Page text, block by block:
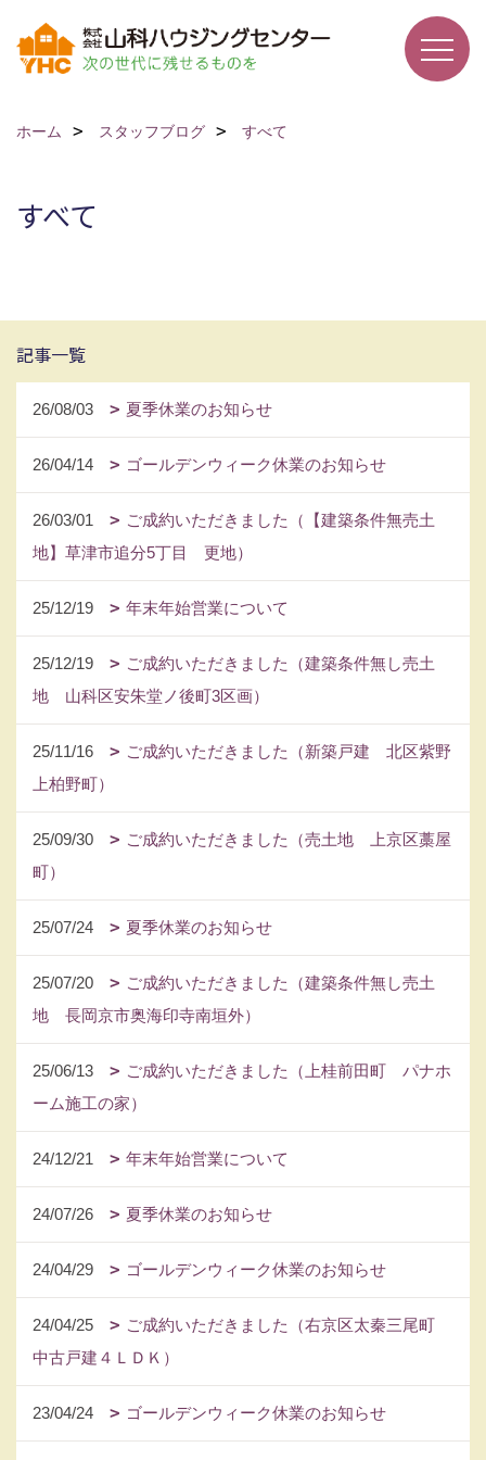
ホーム スタッフブログ すべて
すべて
記事一覧
26/08/03 夏季休業のお知らせ
26/04/14 ゴールデンウィーク休業のお知らせ
26/03/01
ご成約いただきました（【建築条件無売土
地】草津市追分5丁目 更地）
25/12/19 年末年始営業について
25/12/19
ご成約いただきました（建築条件無し売土
地 山科区安朱堂ノ後町3区画）
25/11/16
ご成約いただきました（新築戸建 北区紫野
上柏野町）
25/09/30
ご成約いただきました（売土地 上京区藁屋
町）
25/07/24 夏季休業のお知らせ
25/07/20
ご成約いただきました（建築条件無し売土
地 長岡京市奥海印寺南垣外）
25/06/13
ご成約いただきました（上桂前田町 パナホ
ーム施工の家）
24/12/21 年末年始営業について
24/07/26 夏季休業のお知らせ
24/04/29 ゴールデンウィーク休業のお知らせ
24/04/25
ご成約いただきました（右京区太秦三尾町
中古戸建４ＬＤＫ）
23/04/24 ゴールデンウィーク休業のお知らせ